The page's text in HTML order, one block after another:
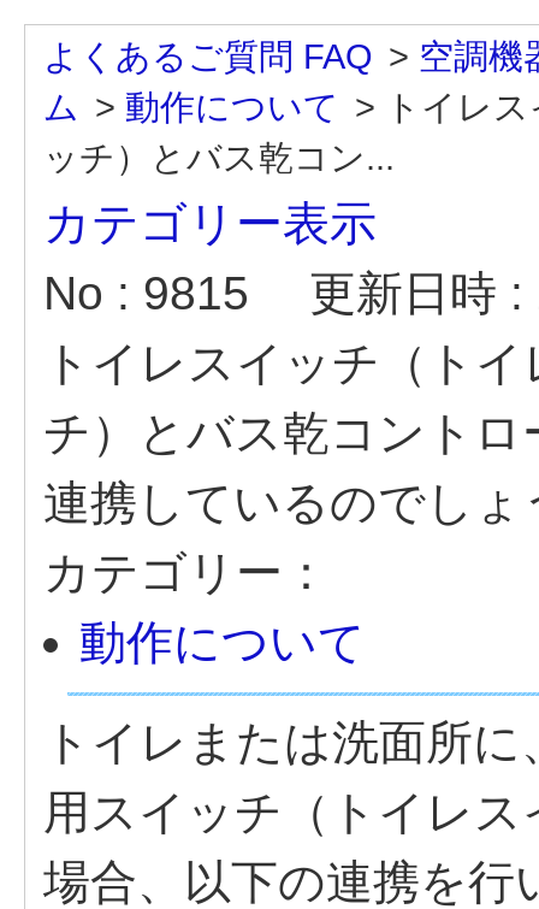
よくあるご質問 FAQ > 空調機
ム > 動作について > トイレ
ッチ）とバス乾コン...
カテゴリー表示
No : 9815
更新日時
トイレスイッチ（ト
チ）とバス乾コント
連携しているのでしょ
カテゴリー：
動作について
トイレまたは洗面所
用スイッチ（トイレ
場合、以下の連携を行